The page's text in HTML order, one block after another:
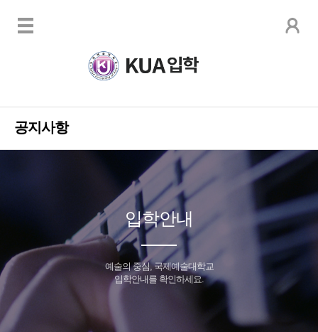
공지사항
입학안내
예술의 중심, 국제예술대학교
입학안내를 확인하세요.